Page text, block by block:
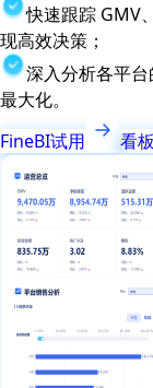
快速跟踪 GMV
现高效决策；
深入分析各平
最大化。
FineBI试用
看